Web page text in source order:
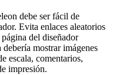
debe ser fácil de
Evita enlaces aleatorios
del diseñador
mostrar imágenes
escala, comentarios,
impresión.